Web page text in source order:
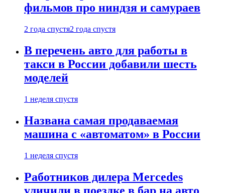
фильмов про ниндзя и самураев
2 года спустя2 года спустя
В перечень авто для работы в
такси в России добавили шесть
моделей
1 неделя спустя
Названа самая продаваемая
машина с «автоматом» в России
1 неделя спустя
Работников дилера Mercedes
уличили в поездке в бар на авто